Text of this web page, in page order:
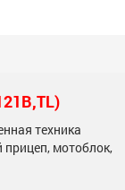
техника
прицеп, мотоблок,